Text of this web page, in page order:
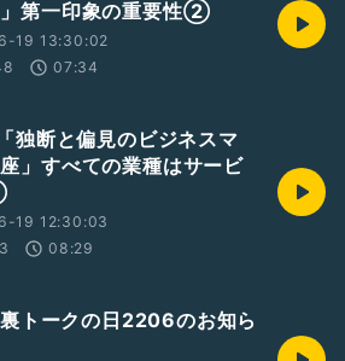
第一印象の重要性②
19 13:30:02
07:34
独断と偏見のビジネスマ
」すべての業種はサービ
19 12:30:03
08:29
トークの日2206のお知ら